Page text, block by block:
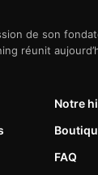
de son
réunit
Notre
FAQ